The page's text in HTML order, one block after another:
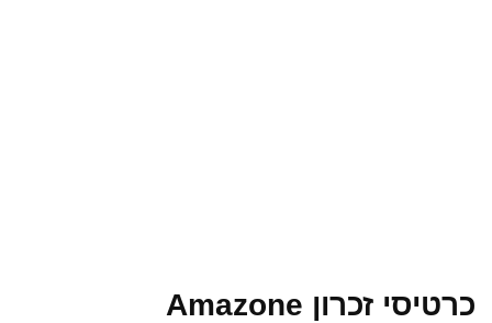
כרטיסי זכרון Amazone